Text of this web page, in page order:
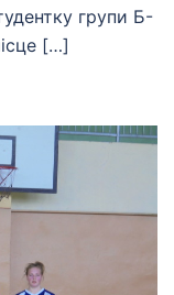
групи Б-
[…]